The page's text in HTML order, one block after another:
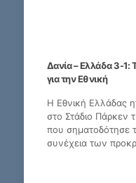
Δανία – Ελλάδα 3-1:
για την Εθνική
Η Εθνική Ελλάδας
στο Στάδιο Πάρκεν
που σηματοδότησε
συνέχεια των